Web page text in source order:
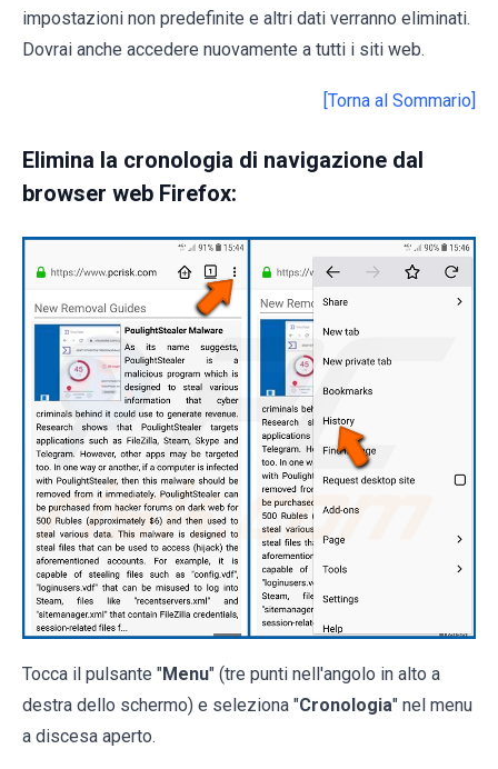
impostazioni non predefinite e altri dati verranno eliminati.
Dovrai anche accedere nuovamente a tutti i siti web.
[Torna al Sommario]
Elimina la cronologia di navigazione dal
browser web Firefox:
Tocca il pulsante "Menu" (tre punti nell'angolo in alto a
destra dello schermo) e seleziona "Cronologia" nel menu
a discesa aperto.